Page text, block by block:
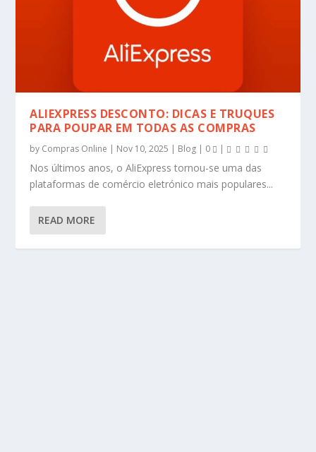
ALIEXPRESS DESCONTO: DICAS E TRUQUES
PARA POUPAR EM TODAS AS COMPRAS
by Compras Online | Nov 10, 2025 | Blog | 0 |
Nos últimos anos, o AliExpress tornou-se uma das
plataformas de comércio eletrónico mais populares...
READ MORE